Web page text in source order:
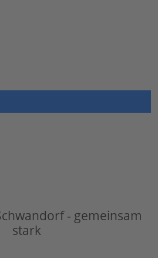
- gemeinsam
stark